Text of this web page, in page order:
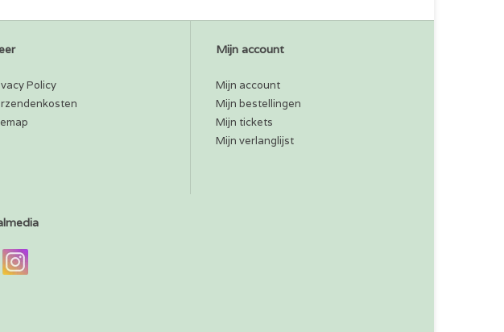
Policy
Mijn account
Mijn account
Mijn bestellingen
Mijn tickets
Mijn verlanglijst